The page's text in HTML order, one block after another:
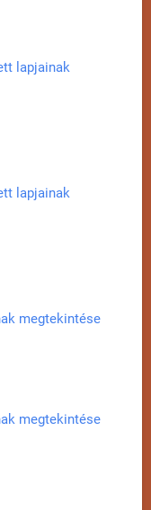
lapjainak
lapjainak
megtekintése
megtekintése